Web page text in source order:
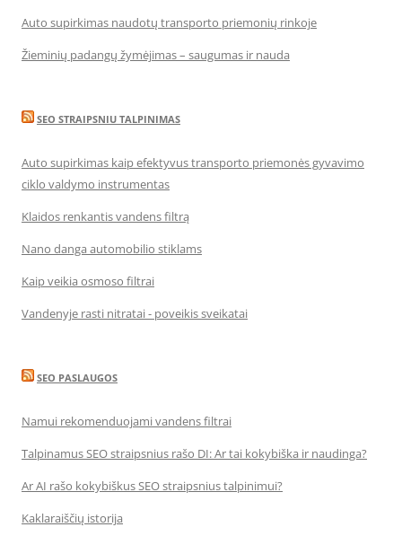
Auto supirkimas naudotų transporto priemonių rinkoje
Žieminių padangų žymėjimas – saugumas ir nauda
SEO STRAIPSNIU TALPINIMAS
Auto supirkimas kaip efektyvus transporto priemonės gyvavimo
ciklo valdymo instrumentas
Klaidos renkantis vandens filtrą
Nano danga automobilio stiklams
Kaip veikia osmoso filtrai
Vandenyje rasti nitratai - poveikis sveikatai
SEO PASLAUGOS
Namui rekomenduojami vandens filtrai
Talpinamus SEO straipsnius rašo DI: Ar tai kokybiška ir naudinga?
Ar AI rašo kokybiškus SEO straipsnius talpinimui?
Kaklaraiščių istorija